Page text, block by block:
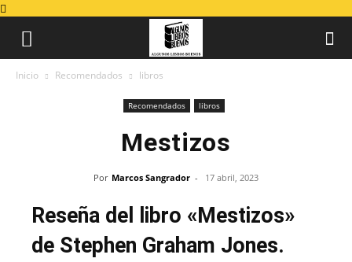
Inicio Recomendados libros
Recomendados libros
Mestizos
Por Marcos Sangrador - 17 abril, 2023
Reseña del libro «Mestizos»
de Stephen Graham Jones.